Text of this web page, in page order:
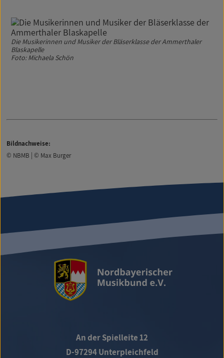
Die Musikerinnen und Musiker der Bläserklasse der Ammerthaler
Blaskapelle
Foto: Michaela Schön
Bildnachweise:
© NBMB | © Max Burger
An der Spielleite 12
D-97294 Unterpleichfeld